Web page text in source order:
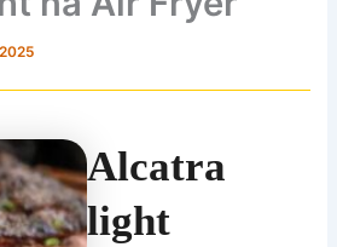
Alcatra
light